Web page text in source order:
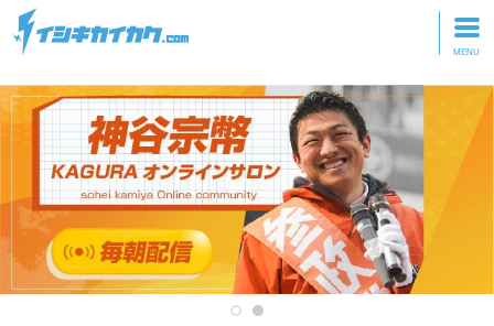
トップページ
動画を見る
記事を読む
セミナーに参加
研修・ツアーに参加